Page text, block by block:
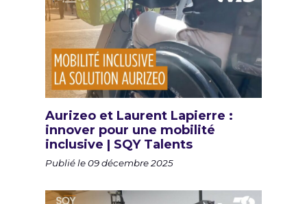
Aurizeo et Laurent Lapierre :
innover pour une mobilité
inclusive | SQY Talents
Publié le 09 décembre 2025